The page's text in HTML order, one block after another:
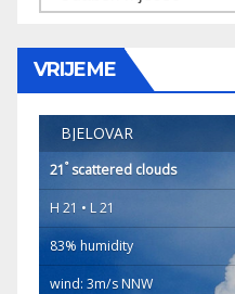
VRIJEME
BJELOVAR
21°scattered clouds
H 21 • L 21
83% humidity
wind: 3m/s NNW